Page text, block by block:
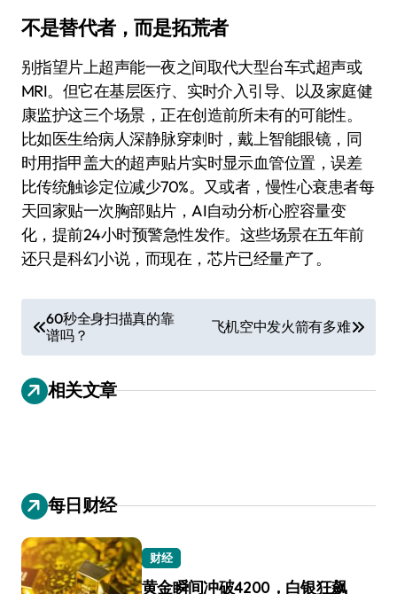
不是替代者，而是拓荒者
别指望片上超声能一夜之间取代大型台车式超声或
MRI。但它在基层医疗、实时介入引导、以及家庭健
康监护这三个场景，正在创造前所未有的可能性。
比如医生给病人深静脉穿刺时，戴上智能眼镜，同
时用指甲盖大的超声贴片实时显示血管位置，误差
比传统触诊定位减少70%。又或者，慢性心衰患者每
天回家贴一次胸部贴片，AI自动分析心腔容量变
化，提前24小时预警急性发作。这些场景在五年前
还只是科幻小说，而现在，芯片已经量产了。
章
导
航
60秒全身扫描真的靠
谱吗？
飞机空中发火箭有多难
相关文章
每日财经
财经
黄金瞬间冲破4200，白银狂飙